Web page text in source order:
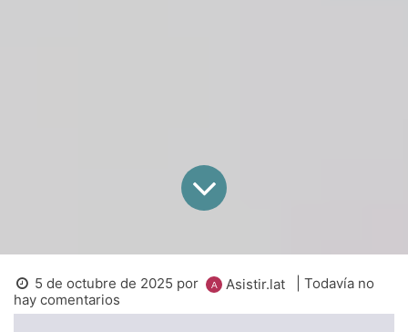
5 de octubre de 2025 por Asistir.lat
| Todavía no
hay comentarios